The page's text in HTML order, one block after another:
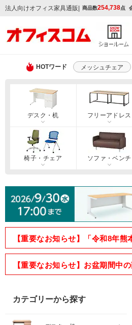
法人向けオフィス家具通販 | 商品数254,738点
HOTワード メッシュチェア
デスク・机 フリーアドレス
椅子・チェア ソファ・ベンチ
【重要なお知らせ】「令和8年
【重要なお知らせ】お盆期間中
カテゴリーから探す